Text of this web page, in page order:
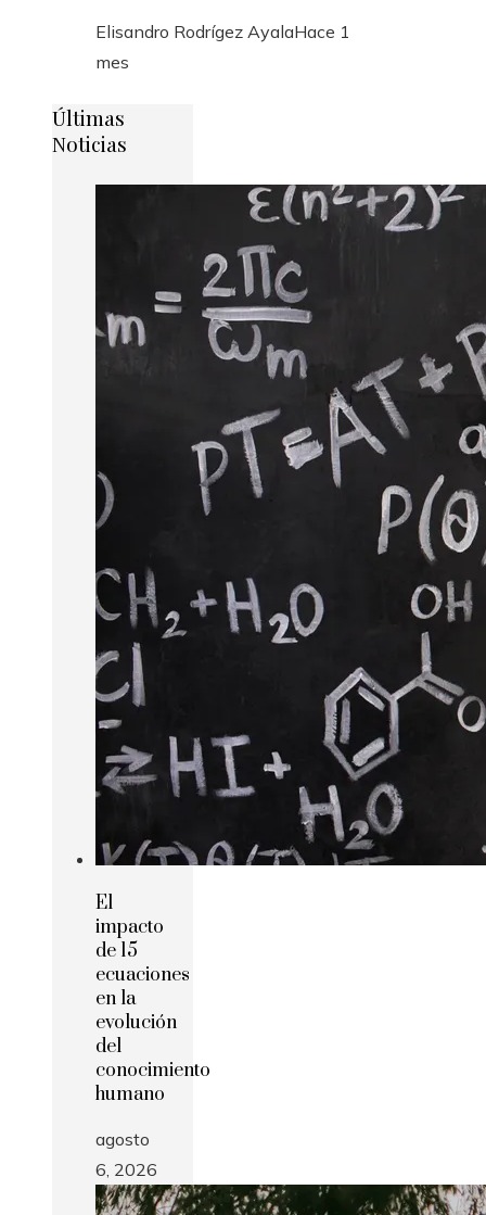
Elisandro Rodrígez AyalaHace 1
mes
Últimas
Noticias
El
impacto
de 15
ecuaciones
en la
evolución
del
conocimiento
humano
agosto
6, 2026